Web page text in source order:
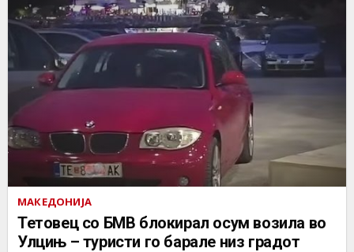
МАКЕДОНИЈА
Тетовец со БМВ блокирал осум возила во
Улцињ – туристи го барале низ градот